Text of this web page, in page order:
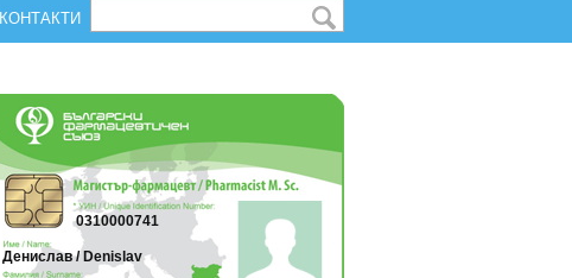
КОНТАКТИ
0310000741
Денислав / Denislav